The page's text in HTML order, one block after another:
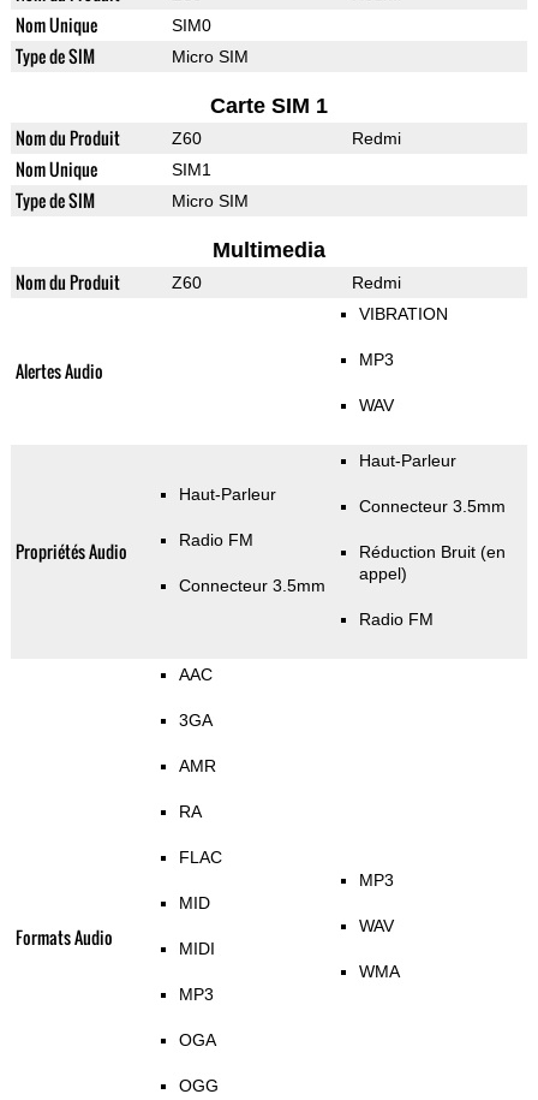
Nom Unique SIM0
Type de SIM Micro SIM
Carte SIM 1
Nom du Produit Z60 Redmi
Nom Unique SIM1
Type de SIM Micro SIM
Multimedia
Nom du Produit Z60 Redmi
Alertes Audio
VIBRATION
MP3
WAV
Propriétés Audio
Haut-Parleur
Radio FM
Connecteur 3.5mm
Haut-Parleur
Connecteur 3.5mm
Réduction Bruit (en
appel)
Radio FM
Formats Audio
AAC
3GA
AMR
RA
FLAC
MID
MIDI
MP3
OGA
OGG
MP3
WAV
WMA